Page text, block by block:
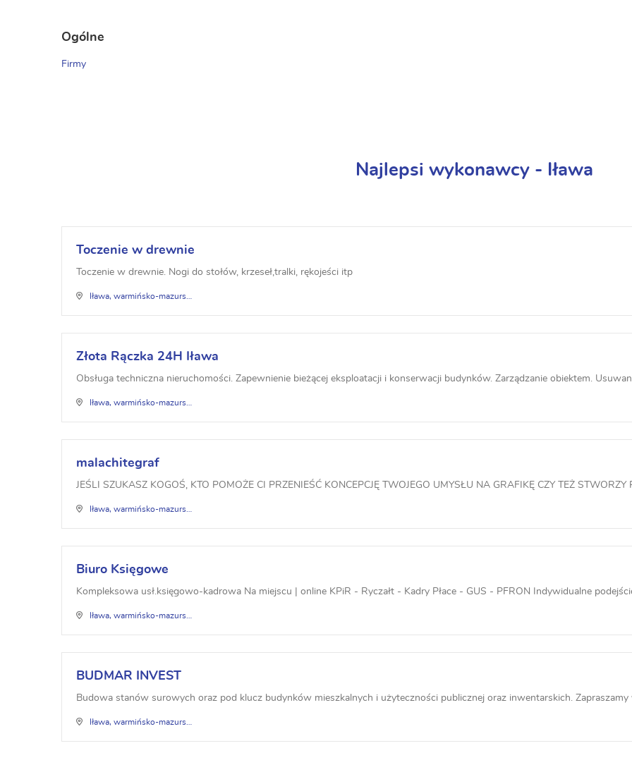
Ogólne
Firmy
Najlepsi wykonawcy - Iława
Toczenie w drewnie
Toczenie w drewnie. Nogi do stołów, krzeseł,tralki, rękojeści itp
Iława, warmińsko-mazurskie
Złota Rączka 24H Iława
Obsługa techniczna nieruchomości. Zapewnienie bieżącej eksploatacji i konserwacji budynków. Zarządzanie obiektem.
Iława, warmińsko-mazurskie
malachitegraf
JEŚLI SZUKASZ KOGOŚ, KTO POMOŻE CI PRZENIEŚĆ KONCEPCJĘ TWOJEGO UMYSŁU NA GRAFIKĘ CZY TEŻ STWORZY
Iława, warmińsko-mazurskie
Biuro Księgowe
Kompleksowa usł.księgowo-kadrowa Na miejscu | online KPiR - Ryczałt - Kadry Płace - GUS - PFRON Indywidualne
Iława, warmińsko-mazurskie
BUDMAR INVEST
Budowa stanów surowych oraz pod klucz budynków mieszkalnych i użyteczności publicznej oraz inwentarskich. Zapraszamy
Iława, warmińsko-mazurskie